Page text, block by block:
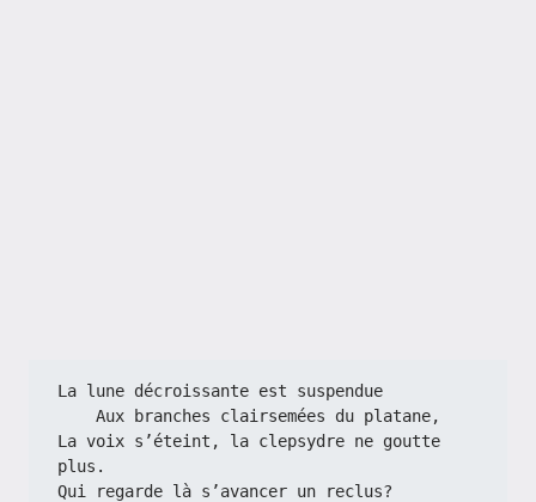
La lune décroissante est suspendue
    Aux branches clairsemées du platane,
La voix s’éteint, la clepsydre ne goutte
plus.
Qui regarde là s’avancer un reclus?